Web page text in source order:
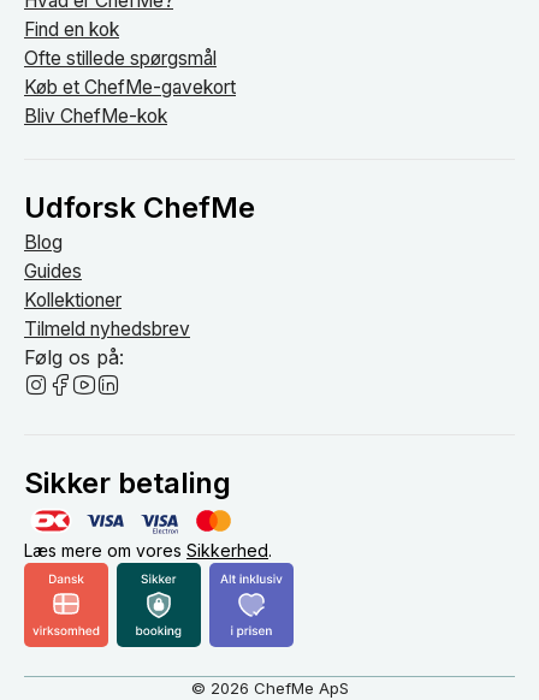
Find en kok
Ofte stillede spørgsmål
Køb et ChefMe-gavekort
Bliv ChefMe-kok
Udforsk ChefMe
Blog
Guides
Kollektioner
Tilmeld nyhedsbrev
Følg os på:
Sikker betaling
Læs mere om vores Sikkerhed.
© 2026 ChefMe ApS